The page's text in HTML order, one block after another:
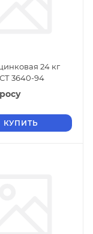
24 кг
3640-94
КУПИТЬ